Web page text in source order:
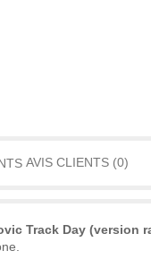
AVIS CLIENTS (0)
Track Day (version